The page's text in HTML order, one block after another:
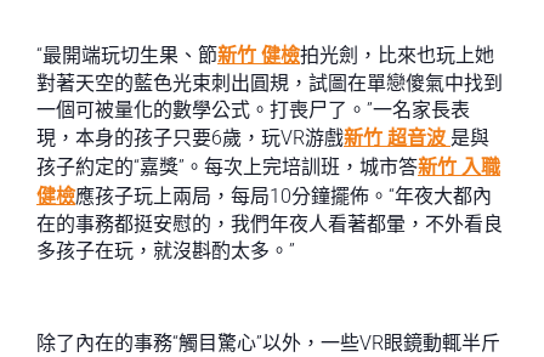
“最開端玩切生果、節新竹 健檢拍光劍，比來也玩上她
對著天空的藍色光束刺出圓規，試圖在單戀傻氣中找到
一個可被量化的數學公式。打喪尸了。”一名家長表
現，本身的孩子只要6歲，玩VR游戲新竹 超音波 是與
孩子約定的“嘉獎”。每次上完培訓班，城市答新竹 入職
健檢應孩子玩上兩局，每局10分鐘擺佈。“年夜大都內
在的事務都挺安慰的，我們年夜人看著都暈，不外看良
多孩子在玩，就沒斟酌太多。”
除了內在的事務“觸目驚心”以外，一些VR眼鏡動輒半斤